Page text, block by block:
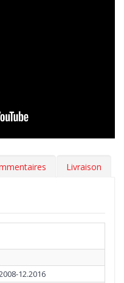
Livraison
12.2016